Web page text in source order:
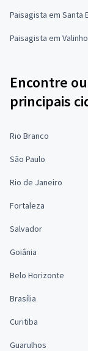
Paisagista em Santa
Paisagista em
Encontre
principais
Rio Branco
São Paulo
Rio de Janeiro
Fortaleza
Salvador
Goiânia
Belo Horizonte
Brasília
Curitiba
Guarulhos